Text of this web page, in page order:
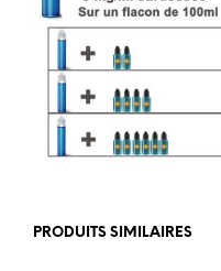
PRODUITS SIMILAIRES